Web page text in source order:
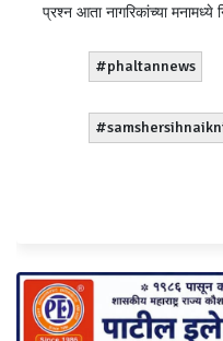
प्रश्न आता नागरिकांच्या मनामध्ये
#phaltannews